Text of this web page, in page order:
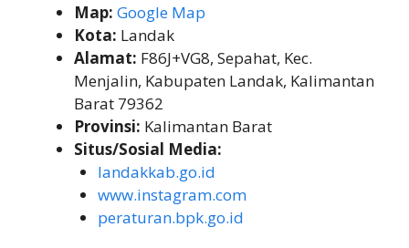
Map: Google Map
Kota: Landak
Alamat: F86J+VG8, Sepahat, Kec.
Menjalin, Kabupaten Landak, Kalimantan
Barat 79362
Provinsi: Kalimantan Barat
Situs/Sosial Media:
landakkab.go.id
www.instagram.com
peraturan.bpk.go.id